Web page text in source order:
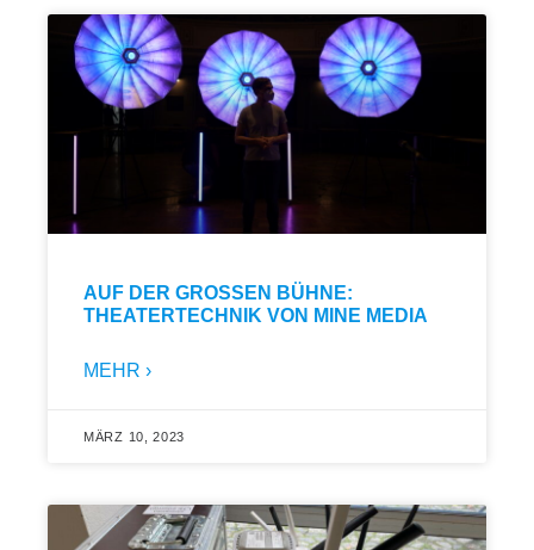
AUF DER GROSSEN BÜHNE: T
HEATERTECHNIK VON MINE MEDIA
MEHR ›
MÄRZ 10, 2023